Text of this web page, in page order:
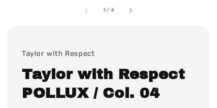
1 / 4
Taylor with Respect
Taylor with Respect
POLLUX / Col. 04